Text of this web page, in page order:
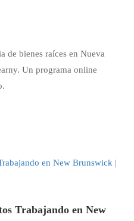
de bienes raíces en Nueva
Un programa online
Trabajando en New